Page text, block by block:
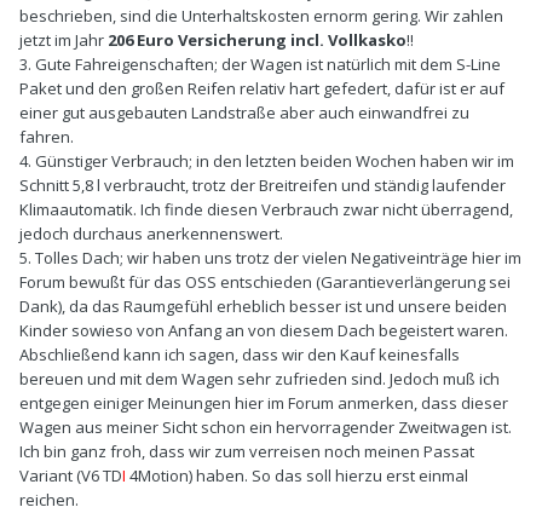
beschrieben, sind die Unterhaltskosten ernorm gering. Wir zahlen
jetzt im Jahr 206 Euro Versicherung incl. Vollkasko!!
3. Gute Fahreigenschaften; der Wagen ist natürlich mit dem S-Line
Paket und den großen Reifen relativ hart gefedert, dafür ist er auf
einer gut ausgebauten Landstraße aber auch einwandfrei zu
fahren.
4. Günstiger Verbrauch; in den letzten beiden Wochen haben wir im
Schnitt 5,8 l verbraucht, trotz der Breitreifen und ständig laufender
Klimaautomatik. Ich finde diesen Verbrauch zwar nicht überragend,
jedoch durchaus anerkennenswert.
5. Tolles Dach; wir haben uns trotz der vielen Negativeinträge hier im
Forum bewußt für das OSS entschieden (Garantieverlängerung sei
Dank), da das Raumgefühl erheblich besser ist und unsere beiden
Kinder sowieso von Anfang an von diesem Dach begeistert waren.
Abschließend kann ich sagen, dass wir den Kauf keinesfalls
bereuen und mit dem Wagen sehr zufrieden sind. Jedoch muß ich
entgegen einiger Meinungen hier im Forum anmerken, dass dieser
Wagen aus meiner Sicht schon ein hervorragender Zweitwagen ist.
Ich bin ganz froh, dass wir zum verreisen noch meinen Passat
Variant (V6 TDI 4Motion) haben. So das soll hierzu erst einmal
reichen.